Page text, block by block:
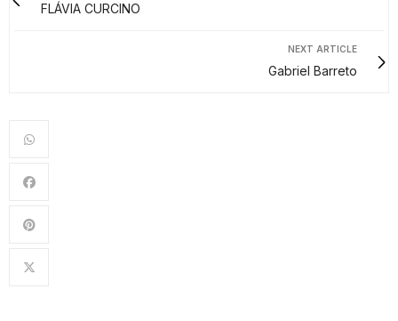
FLÁVIA CURCINO
NEXT ARTICLE
Gabriel Barreto